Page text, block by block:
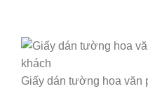
Giấy dán tường hoa văn